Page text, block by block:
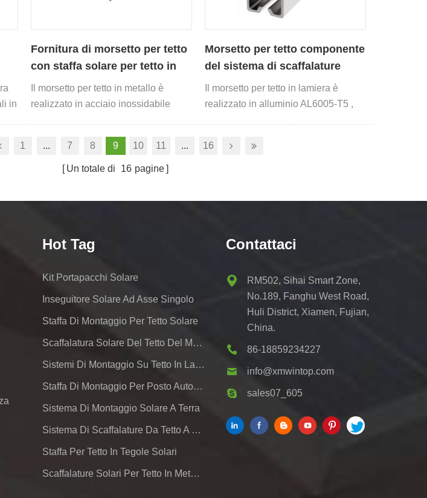
in
Fornitura di morsetto per tetto
con staffa solare per tetto in
lamiera
Il morsetto per tetto in metallo è
realizzato in acciaio inossidabile
Morsetto per tetto componente
del sistema di scaffalature
solari in alluminio per
esportazione
Il morsetto per tetto in lamiera è
realizzato in alluminio AL6005-T5 ,
1
... 7 8 9 10 11 ... 16
Un totale di 16 pagine
Hot Tag
Kit Portapacchi Solare
Inseguitore Solare Ad Asse Singolo
Staffa Di Montaggio Per Tetto Solare
Scaffalatura Solare Del Tetto Del Metallo
Sistemi Di Montaggio Su Tetto In Lamiera Fotovoltaica
Staffa Di Montaggio Per Posto Auto Coperto Solare Residenziale
Sistema Di Montaggio Solare A Terra
Sistema Di Scaffalature Da Tetto A Pannelli Solari
Staffa Per Tetto In Tegole Solari
Scaffalature Solari Per Tetto In Metallo
Contattaci
RM502, Sihai Smart Zone,
No.189, Fanghu West Road,
Huli District, Xiamen, Fujian,
China.
86-18859234227
info@xmwintop.com
sales07_605